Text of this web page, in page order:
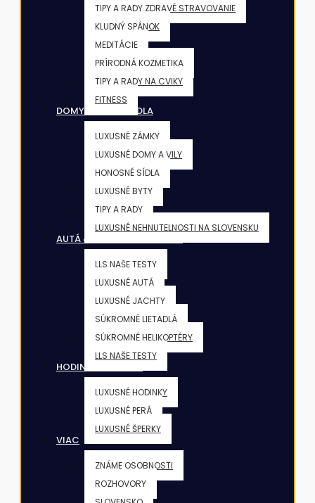
TIPY A RADY ZDRAVÉ STRAVOVANIE
KLUDNÝ SPÁNOK
MEDITÁCIE
PRÍRODNÁ KOZMETIKA
TIPY A RADY NA CVIKY
FITNESS
DOMY & VILY & SÍDLA
LUXUSNÉ ZÁMKY
LUXUSNÉ DOMY A VILY
HONOSNÉ SÍDLA
LUXUSNÉ BYTY
TIPY A RADY
LUXUSNÉ NEHNUTELNOSTI NA SLOVENSKU
AUTÁ & JACHTY & LIETADLÁ
LLS NAŠE TESTY
LUXUSNÉ AUTÁ
LUXUSNÉ JACHTY
SÚKROMNÉ LIETADLÁ
SÚKROMNÉ HELIKOPTÉRY
LLS NAŠE TESTY
HODINKY & ŠPERKY
LUXUSNÉ HODINKY
LUXUSNÉ PERÁ
LUXUSNÉ ŠPERKY
VIAC
ZNÁME OSOBNOSTI
ROZHOVORY